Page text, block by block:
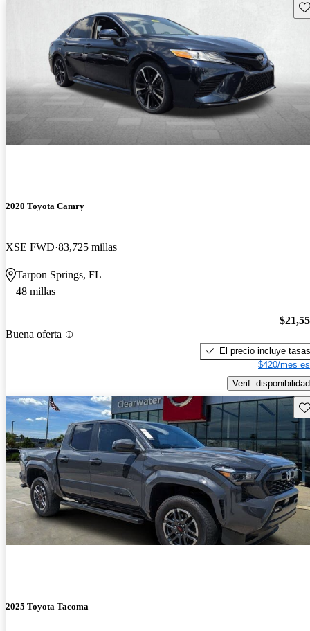
2020 Toyota Camry
XSE FWD 83,725 millas
Tarpon Springs, FL
48 millas
Buena oferta
El precio incluye tasas
$420/mes
Verif. disponibilidad
2025 Toyota Tacoma